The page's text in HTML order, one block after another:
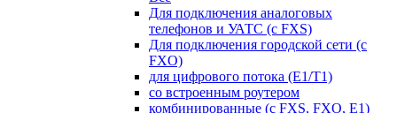
Для подключения аналоговых
телефонов и УАТС (с FXS)
Для подключения городской сети (с
FXO)
для цифрового потока (E1/T1)
со встроенным роутером
комбинированные (c FXS, FXO, E1)